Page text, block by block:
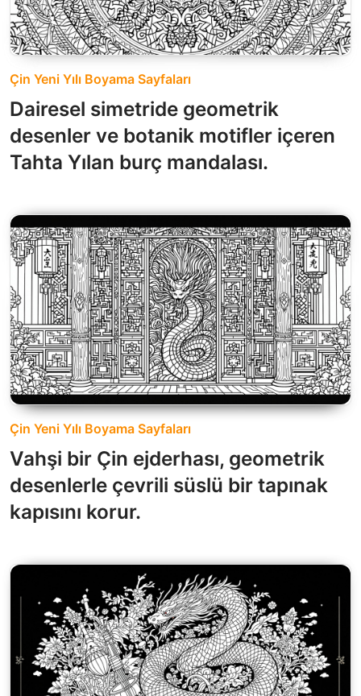
Çin Yeni Yılı Boyama Sayfaları
Dairesel simetride geometrik
desenler ve botanik motifler içeren
Tahta Yılan burç mandalası.
Çin Yeni Yılı Boyama Sayfaları
Vahşi bir Çin ejderhası, geometrik
desenlerle çevrili süslü bir tapınak
kapısını korur.